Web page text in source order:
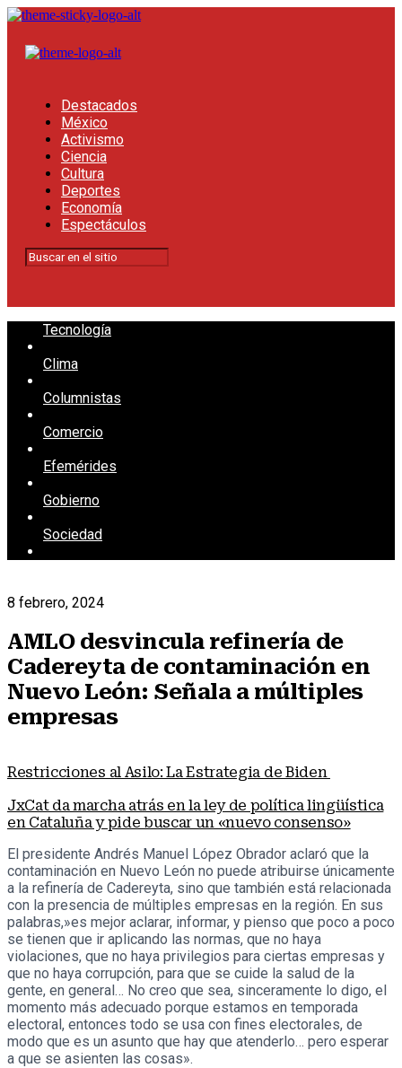
Destacados
México
Activismo
Ciencia
Cultura
Deportes
Economía
Espectáculos
Tecnología
Clima
Columnistas
Comercio
Efemérides
Gobierno
Sociedad
8 febrero, 2024
AMLO desvincula refinería de
Cadereyta de contaminación en
Nuevo León: Señala a múltiples
empresas
Restricciones al Asilo: La Estrategia de Biden
JxCat da marcha atrás en la ley de política lingüística
en Cataluña y pide buscar un «nuevo consenso»
El presidente Andrés Manuel López Obrador aclaró que la
contaminación en Nuevo León no puede atribuirse únicamente
a la refinería de Cadereyta, sino que también está relacionada
con la presencia de múltiples empresas en la región. En sus
palabras,»es mejor aclarar, informar, y pienso que poco a poco
se tienen que ir aplicando las normas, que no haya
violaciones, que no haya privilegios para ciertas empresas y
que no haya corrupción, para que se cuide la salud de la
gente, en general… No creo que sea, sinceramente lo digo, el
momento más adecuado porque estamos en temporada
electoral, entonces todo se usa con fines electorales, de
modo que es un asunto que hay que atenderlo… pero esperar
a que se asienten las cosas».